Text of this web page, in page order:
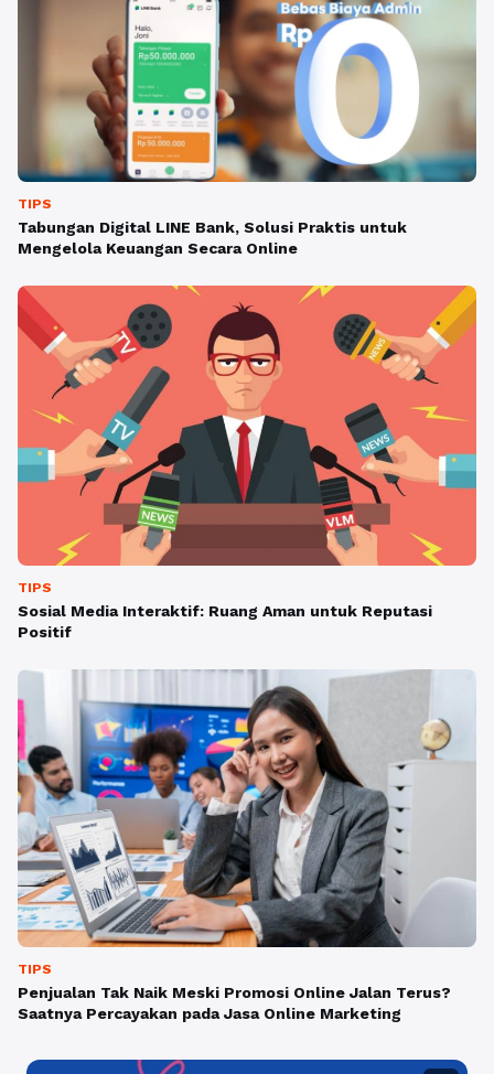
TIPS
Tabungan Digital LINE Bank, Solusi Praktis untuk
Mengelola Keuangan Secara Online
TIPS
Sosial Media Interaktif: Ruang Aman untuk Reputasi
Positif
TIPS
Penjualan Tak Naik Meski Promosi Online Jalan Terus?
Saatnya Percayakan pada Jasa Online Marketing